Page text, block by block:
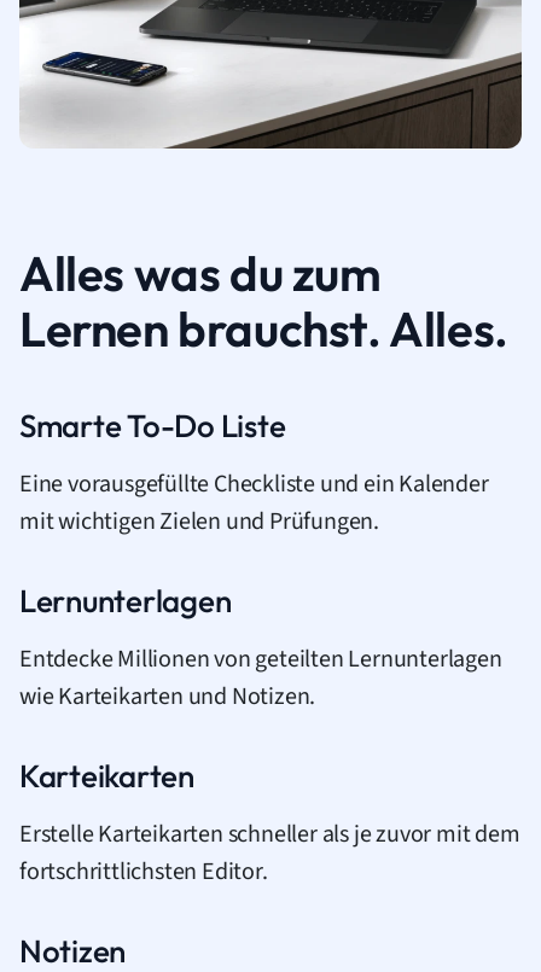
Alles was du zum
Lernen brauchst. Alles.
Smarte To-Do Liste
Eine vorausgefüllte Checkliste und ein Kalender
mit wichtigen Zielen und Prüfungen.
Lernunterlagen
Entdecke Millionen von geteilten Lernunterlagen
wie Karteikarten und Notizen.
Karteikarten
Erstelle Karteikarten schneller als je zuvor mit dem
fortschrittlichsten Editor.
Notizen